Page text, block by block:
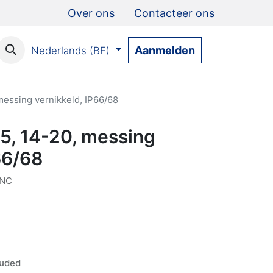
Over ons Contacteer ons
Nederlands (BE) Aanmelden
vernikkeld, IP66/68
14-20, messing
68